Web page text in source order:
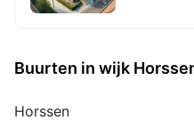
Buurten in wijk
Horssen